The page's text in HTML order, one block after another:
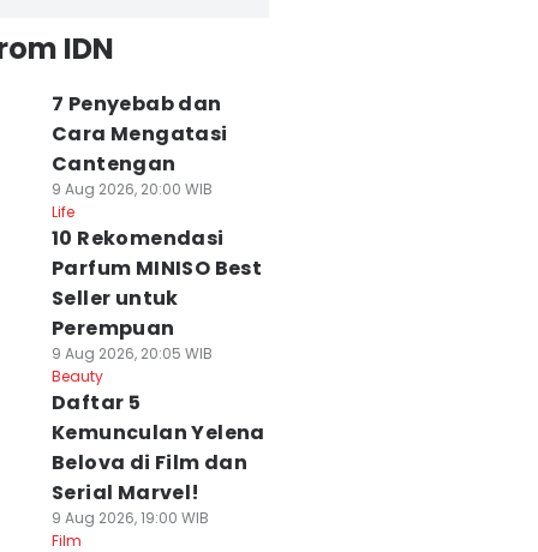
IDN
7 Penyebab dan
Cara Mengatasi
Cantengan
9 Aug 2026, 20:00 WIB
Life
10 Rekomendasi
Parfum MINISO Best
Seller untuk
Perempuan
9 Aug 2026, 20:05 WIB
Beauty
Daftar 5
Kemunculan Yelena
Belova di Film dan
Serial Marvel!
9 Aug 2026, 19:00 WIB
Film